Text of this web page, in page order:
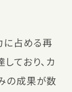
に占める再
ており、カ
の成果が数